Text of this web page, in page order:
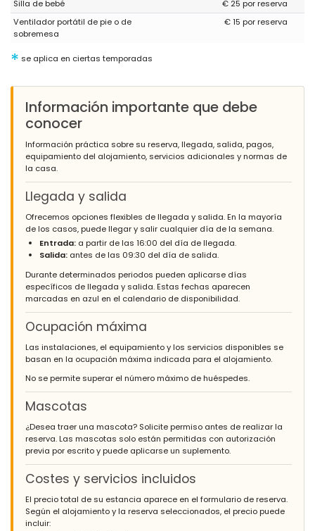
Silla de bebé
€ 25 por reserva
Ventilador portátil de pie o de
sobremesa
€ 15 por reserva
* se aplica en ciertas temporadas
Información importante que debe
conocer
Información práctica sobre su reserva, llegada, salida, pagos,
equipamiento del alojamiento, servicios adicionales y normas de
la casa.
Llegada y salida
Ofrecemos opciones flexibles de llegada y salida. En la mayoría
de los casos, puede llegar y salir cualquier día de la semana.
Entrada: a partir de las 16:00 del día de llegada.
Salida: antes de las 09:30 del día de salida.
Durante determinados periodos pueden aplicarse días
específicos de llegada y salida. Estas fechas aparecen
marcadas en azul en el calendario de disponibilidad.
Ocupación máxima
Las instalaciones, el equipamiento y los servicios disponibles se
basan en la ocupación máxima indicada para el alojamiento.
No se permite superar el número máximo de huéspedes.
Mascotas
¿Desea traer una mascota? Solicite permiso antes de realizar la
reserva. Las mascotas solo están permitidas con autorización
previa por escrito y puede aplicarse un suplemento.
Costes y servicios incluidos
El precio total de su estancia aparece en el formulario de reserva.
Según el alojamiento y la reserva seleccionados, el precio puede
incluir: